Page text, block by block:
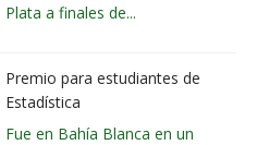
Plata a finales de...
Premio para estudiantes de
Estadística
Fue en Bahía Blanca en un